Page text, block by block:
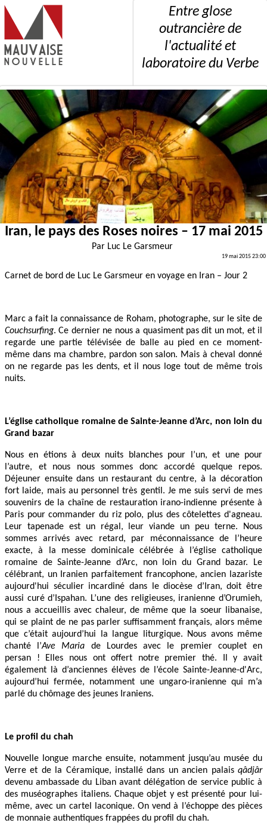
Entre glose
outrancière de
l'actualité et
laboratoire du Verbe
Iran, le pays des Roses noires – 17 mai 2015
Par Luc Le Garsmeur
19 mai 2015 23:00
Carnet de bord de Luc Le Garsmeur en voyage en Iran – Jour 2
Marc a fait la connaissance de Roham, photographe, sur le site de
Couchsurfing. Ce dernier ne nous a quasiment pas dit un mot, et il
regarde une partie télévisée de balle au pied en ce moment-
même dans ma chambre, pardon son salon. Mais à cheval donné
on ne regarde pas les dents, et il nous loge tout de même trois
nuits.
L’église catholique romaine de Sainte-Jeanne d’Arc, non loin du
Grand bazar
Nous en étions à deux nuits blanches pour l’un, et une pour
l’autre, et nous nous sommes donc accordé quelque repos.
Déjeuner ensuite dans un restaurant du centre, à la décoration
fort laide, mais au personnel très gentil. Je me suis servi de mes
souvenirs de la chaîne de restauration irano-indienne présente à
Paris pour commander du riz polo, plus des côtelettes d'agneau.
Leur tapenade est un régal, leur viande un peu terne. Nous
sommes arrivés avec retard, par méconnaissance de l’heure
exacte, à la messe dominicale célébrée à l’église catholique
romaine de Sainte-Jeanne d’Arc, non loin du Grand bazar. Le
célébrant, un Iranien parfaitement francophone, ancien lazariste
aujourd'hui séculier incardiné dans le diocèse d’Iran, doit être
aussi curé d’Ispahan. L’une des religieuses, iranienne d’Orumieh,
nous a accueillis avec chaleur, de même que la soeur libanaise,
qui se plaint de ne pas parler suffisamment français, alors même
que c’était aujourd’hui la langue liturgique. Nous avons même
chanté l’Ave Maria de Lourdes avec le premier couplet en
persan ! Elles nous ont offert notre premier thé. Il y avait
également là d’anciennes élèves de l’école Sainte-Jeanne-d'Arc,
aujourd’hui fermée, notamment une ungaro-iranienne qui m’a
parlé du chômage des jeunes Iraniens.
Le profil du chah
Nouvelle longue marche ensuite, notamment jusqu’au musée du
Verre et de la Céramique, installé dans un ancien palais qâdjâr
devenu ambassade du Liban avant délégation de service public à
des muséographes italiens. Chaque objet y est présenté pour lui-
même, avec un cartel laconique. On vend à l’échoppe des pièces
de monnaie authentiques frappées du profil du chah.